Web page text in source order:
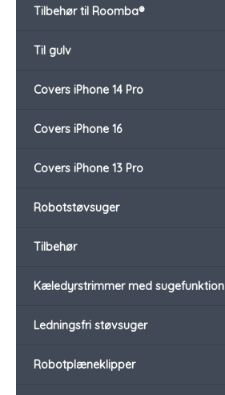
Tilbehør til Roomba®
Til gulv
Covers iPhone 14 Pro
Covers iPhone 16
Covers iPhone 13 Pro
Robotstøvsuger
Tilbehør
Kæledyrstrimmer med sugefunktion
Ledningsfri støvsuger
Robotplæneklipper